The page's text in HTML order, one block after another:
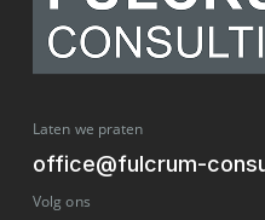
Laten we praten
office@fulcrum-
Volg ons